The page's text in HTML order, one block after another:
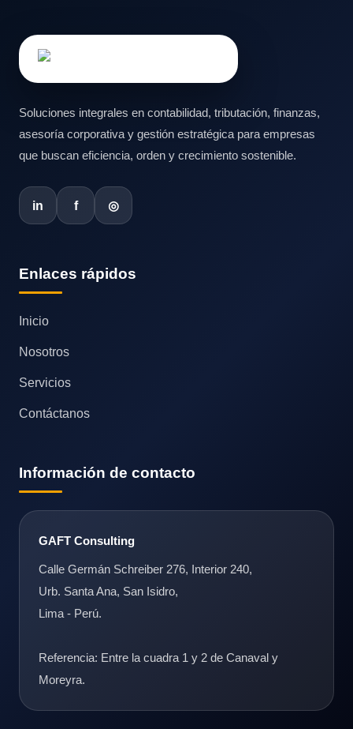
Soluciones integrales en contabilidad, tributación, finanzas,
asesoría corporativa y gestión estratégica para empresas
que buscan eficiencia, orden y crecimiento sostenible.
in f ◎
Enlaces rápidos
Inicio
Nosotros
Servicios
Contáctanos
Información de contacto
GAFT Consulting
Calle Germán Schreiber 276, Interior 240,
Urb. Santa Ana, San Isidro,
Lima - Perú.
Referencia: Entre la cuadra 1 y 2 de Canaval y
Moreyra.